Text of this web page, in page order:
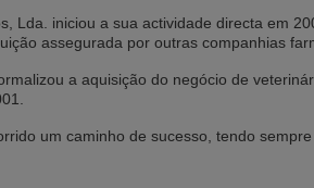
Lda. iniciou a sua actividade directa em
assegurada por outras companhias
a aquisição do negócio de
um caminho de sucesso, tendo